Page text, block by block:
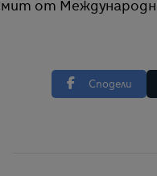
от
Сподели